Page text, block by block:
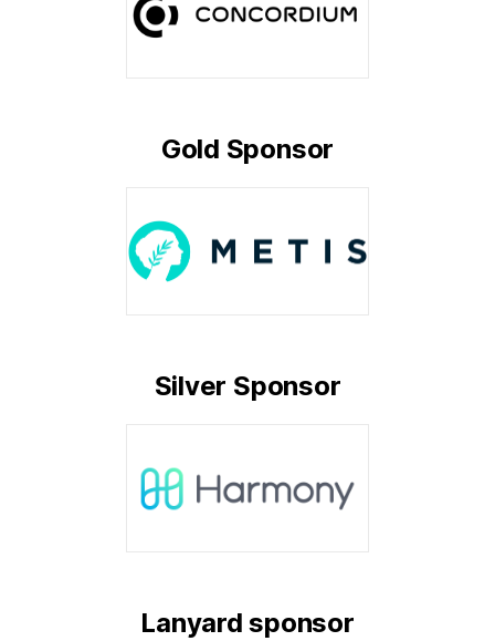
Gold Sponsor
Silver Sponsor
Lanyard sponsor